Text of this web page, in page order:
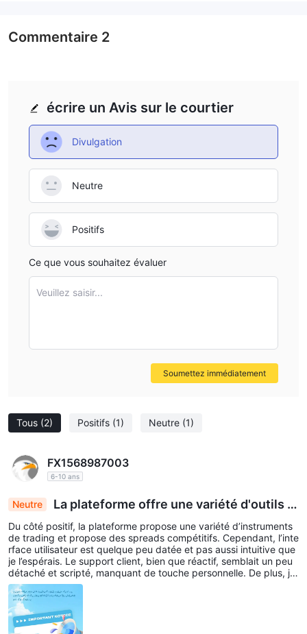
Tous (2) Positifs (1) Neutre (1)
FX1568987003
6-10 ans
Neutre
La plateforme offre une variété d'outils d
e trading mais manque d'une interface conviviale
et d'un support personnalisé.
Du côté positif, la plateforme propose une variété d’instruments
de trading et propose des spreads compétitifs. Cependant, l’inte
rface utilisateur est quelque peu datée et pas aussi intuitive que
je l’espérais. Le support client, bien que réactif, semblait un peu
détaché et scripté, manquant de touche personnelle. De plus, j’ai
trouvé le processus de retrait plus lourd que prévu, nécessitant
plusieurs étapes de vérification.
écrire un Avis sur le courtier
Divulgation
Neutre
Positifs
Ce que vous souhaitez évaluer
Veuillez saisir...
Soumettez immédiatement
Commentaire 2